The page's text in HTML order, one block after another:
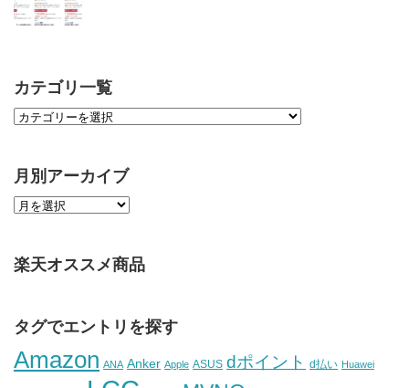
カテゴリ一覧
月別アーカイブ
楽天オススメ商品
タグでエントリを探す
Amazon ANA Anker Apple ASUS dポイント d払い Huawei